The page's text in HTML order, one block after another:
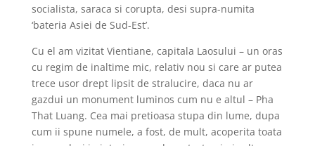
socialista, saraca si corupta, desi supra-numita
‘bateria Asiei de Sud-Est’.
Cu el am vizitat Vientiane, capitala Laosului – un oras
cu regim de inaltime mic, relativ nou si care ar putea
trece usor drept lipsit de stralucire, daca nu ar
gazdui un monument luminos cum nu e altul – Pha
That Luang. Cea mai pretioasa stupa din lume, dupa
cum ii spune numele, a fost, de mult, acoperita toata